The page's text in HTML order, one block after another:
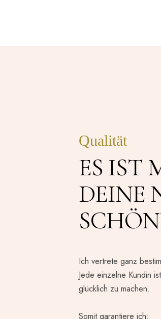
Qualität
ES IST
DEINE
Ich vertrete ganz
Jede einzelne Kundin
glücklich zu machen.
Somit garantiere ich: